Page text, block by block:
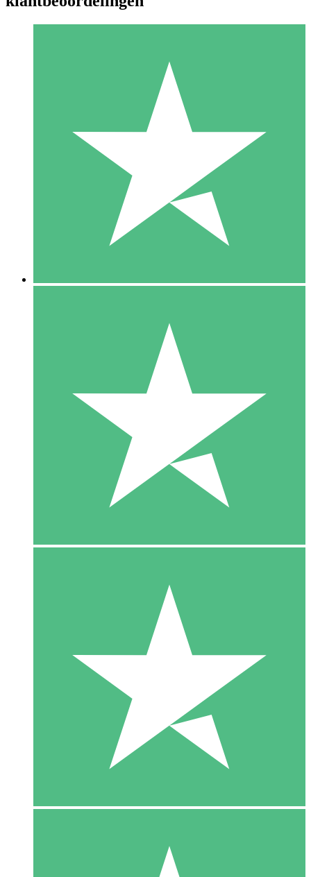
Individuele Creditpakketten
Betaal per gebruik met downloadtegoeden. Geen maandelijkse
1000
10 Downloaden
20 00